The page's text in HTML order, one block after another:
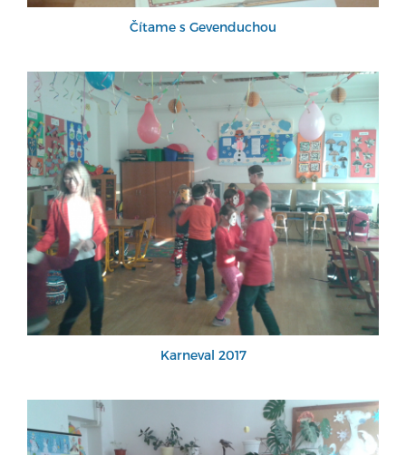
Čítame s Gevenduchou
Karneval 2017